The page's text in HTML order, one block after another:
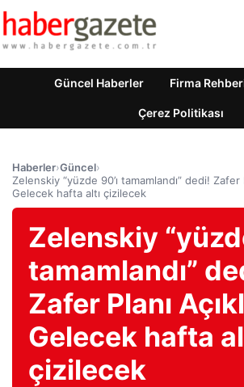
Güncel Haberler Firma
Çerez Politikası
Haberler›Güncel›
Zelenskiy “yüzde 90’ı tamamlandı” dedi! Zafer
Gelecek hafta altı çizilecek
Zelenskiy
tamamlandı”
Zafer Planı
Gelecek hafta
çizilecek